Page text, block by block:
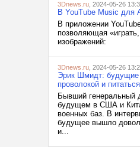
3Dnews.ru , 2024-05-26
В YouTube Music для
В приложении
позволяющая
изображений:
3Dnews.ru , 2024-05-26
Эрик Шмидт: будущие
проволокой и
Бывший генеральный
будущем в США и
военных баз. В
будущее вышло
и...